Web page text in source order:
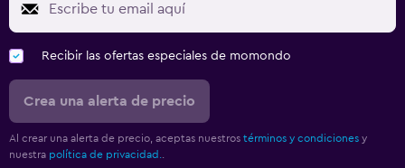
Recibir las ofertas especiales de momondo
Crea una alerta de precio
Al crear una alerta de precio, aceptas nuestros términos y condiciones y
nuestra política de privacidad..